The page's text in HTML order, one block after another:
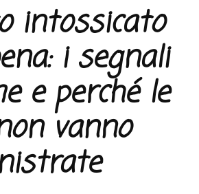
intossicato
i segnali
e perché le
vanno